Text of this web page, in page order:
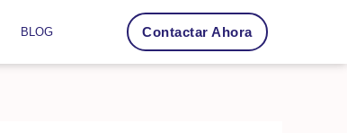
BLOG Contactar Ahora